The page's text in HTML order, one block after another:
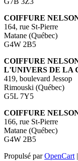
COIFFURE
164, rue St-Pierre
Matane (Québec)
G4W 2B5
COIFFURE
L'UNIVERS DE LA
419, boulevard Jessop
Rimouski (Québec)
G5L 7Y5
COIFFURE
166, rue St-Pierre
Matane (Québec)
G4W 2B5
Propulsé parOpenCart|